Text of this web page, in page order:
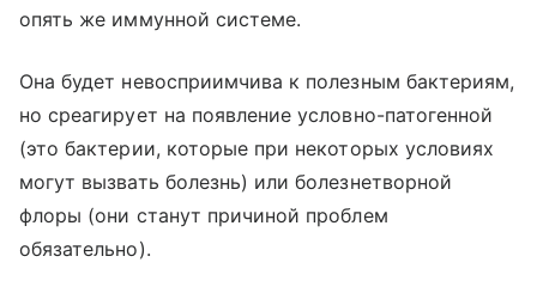
опять же иммунной системе.
Она будет невосприимчива к полезным бактериям,
но среагирует на появление условно-патогенной
(это бактерии, которые при некоторых условиях
могут вызвать болезнь) или болезнетворной
флоры (они станут причиной проблем
обязательно).